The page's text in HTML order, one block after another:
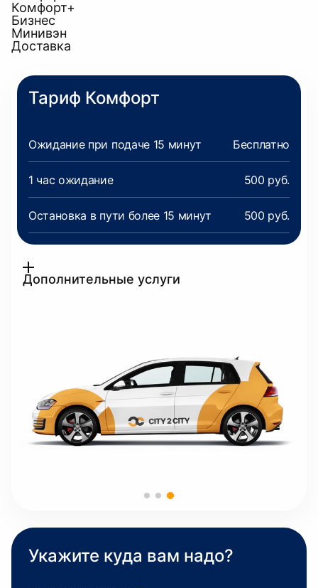
Комфорт+
Бизнес
Минивэн
Доставка
Тариф Комфорт
Ожидание при подаче 15 минут Бесплатно
1 час ожидание 500 руб.
Остановка в пути более 15 минут 500 руб.
Дополнительные услуги
Укажите куда вам надо?